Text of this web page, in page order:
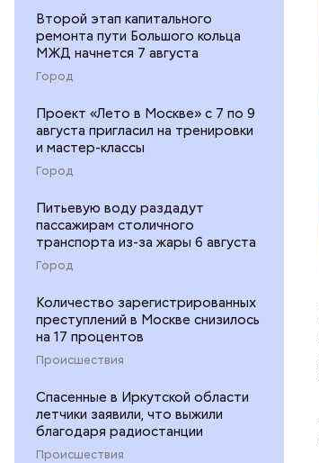
Второй этап капитального
ремонта пути Большого кольца
МЖД начнется 7 августа
Город
Проект «Лето в Москве» с 7 по 9
августа пригласил на тренировки
и мастер-классы
Город
Питьевую воду раздадут
пассажирам столичного
транспорта из-за жары 6 августа
Город
Количество зарегистрированных
преступлений в Москве снизилось
на 17 процентов
Происшествия
Спасенные в Иркутской области
летчики заявили, что выжили
благодаря радиостанции
Происшествия